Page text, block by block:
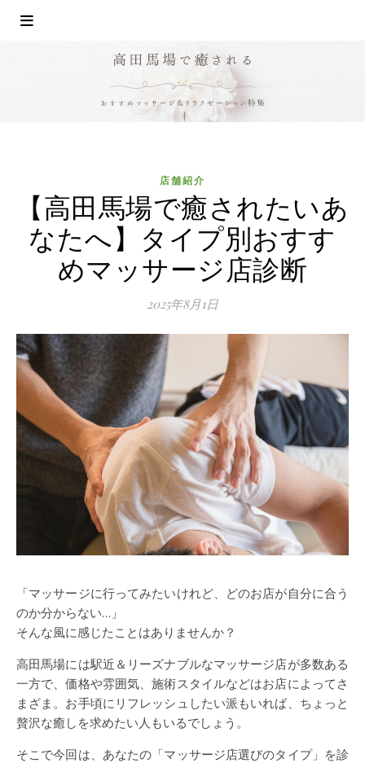
店舗紹介
【高田馬場で癒されたいあ
なたへ】タイプ別おすす
めマッサージ店診断
2025年8月1日
「マッサージに行ってみたいけれど、どのお店が自分に合う
のか分からない…」
そんな風に感じたことはありませんか？
高田馬場には駅近＆リーズナブルなマッサージ店が多数ある
一方で、価格や雰囲気、施術スタイルなどはお店によってさ
まざま。お手頃にリフレッシュしたい派もいれば、ちょっと
贅沢な癒しを求めたい人もいるでしょう。
そこで今回は、あなたの「マッサージ店選びのタイプ」を診